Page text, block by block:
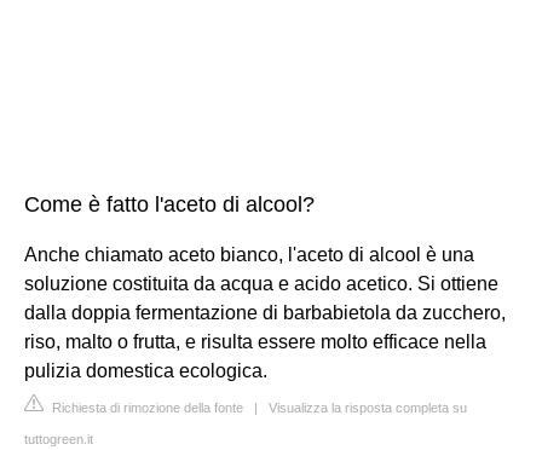
Come è fatto l'aceto di alcool?
Anche chiamato aceto bianco, l'aceto di alcool è una
soluzione costituita da acqua e acido acetico. Si ottiene
dalla doppia fermentazione di barbabietola da zucchero,
riso, malto o frutta, e risulta essere molto efficace nella
pulizia domestica ecologica.
Richiesta di rimozione della fonte | Visualizza la risposta completa su
tuttogreen.it